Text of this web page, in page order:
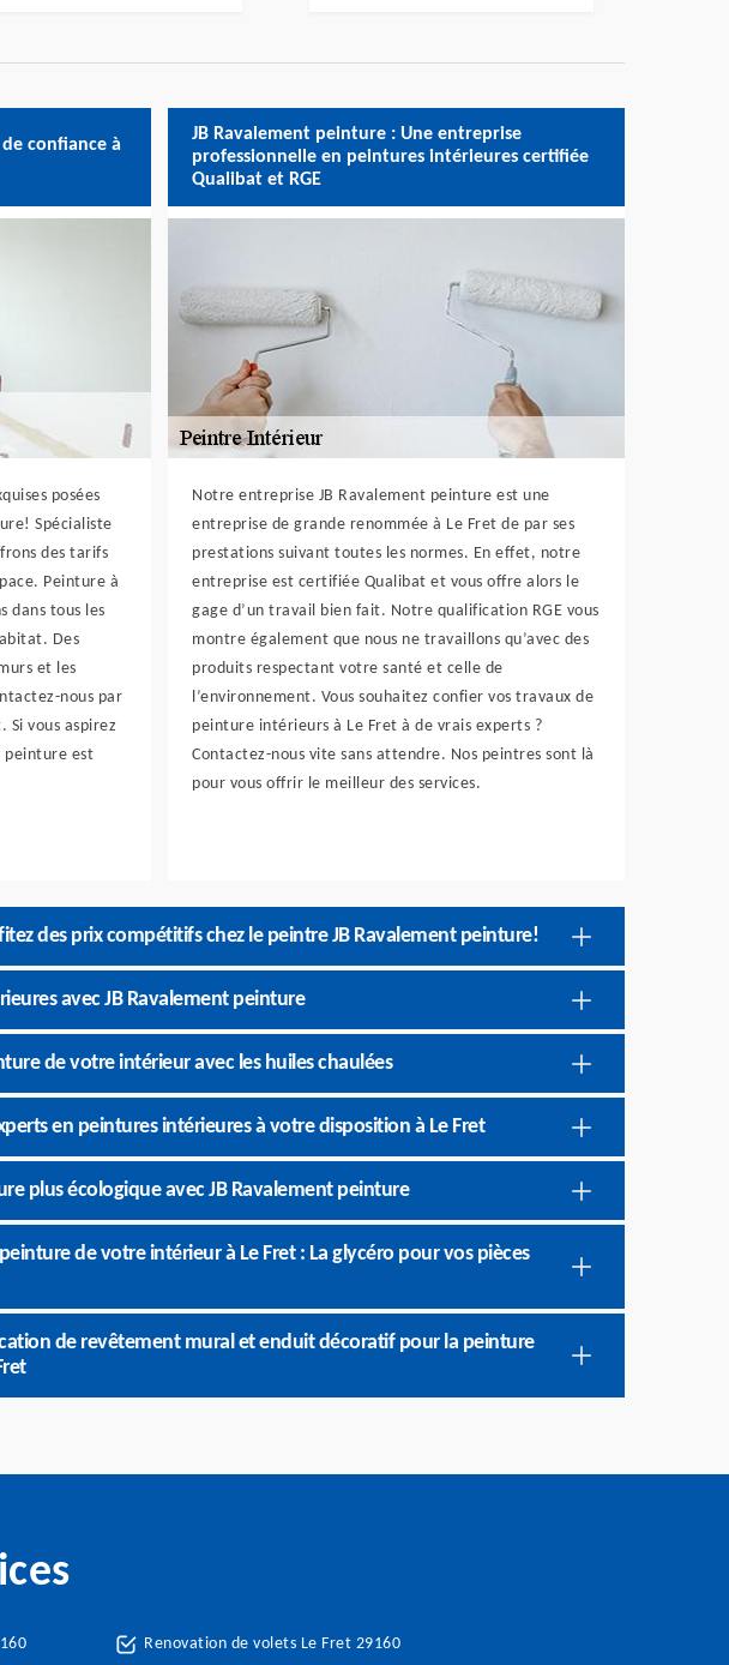
confiance à
posées
Spécialiste
des tarifs
Peinture à
dans tous les
Des
et les
nous par
vous aspirez
peinture est
JB Ravalement peinture : Une entreprise
professionnelle en peintures intérieures certifiée
Qualibat et RGE
Notre entreprise JB Ravalement peinture est une
entreprise de grande renommée à Le Fret de par ses
prestations suivant toutes les normes. En effet, notre
entreprise est certifiée Qualibat et vous offre alors le
gage d’un travail bien fait. Notre qualification RGE vous
montre également que nous ne travaillons qu’avec des
produits respectant votre santé et celle de
l’environnement. Vous souhaitez confier vos travaux de
peinture intérieurs à Le Fret à de vrais experts ?
Contactez-nous vite sans attendre. Nos peintres sont là
pour vous offrir le meilleur des services.
des prix compétitifs chez le peintre JB Ravalement peinture!
avec JB Ravalement peinture
de votre intérieur avec les huiles chaulées
en peintures intérieures à votre disposition à Le Fret
plus écologique avec JB Ravalement peinture
de votre intérieur à Le Fret : La glycéro pour vos pièces
de revêtement mural et enduit décoratif pour la peinture
Renovation de volets Le Fret 29160